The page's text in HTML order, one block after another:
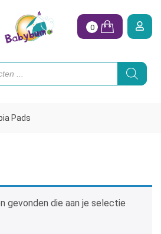
0
Pads
gevonden die aan je selectie